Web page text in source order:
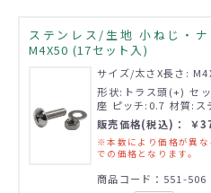
ステンレス/生地 小ねじ・
M4X50 (17セット入)
サイズ/太さX長さ:
形状:トラス頭(+) セ
座 ピッチ:0.7 材質:ス
販売価格(税込)： ￥
※本数により価格が異な
での価格となります。
商品コード：551-506